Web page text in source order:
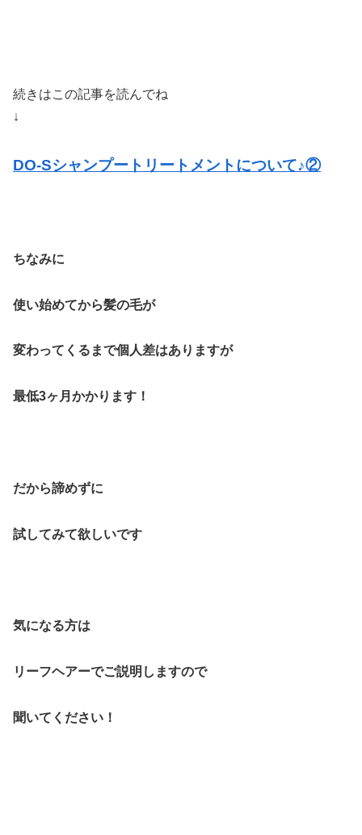
続きはこの記事を読んでね
↓
DO-Sシャンプートリートメントについて♪②
ちなみに
使い始めてから髪の毛が
変わってくるまで個人差はありますが
最低3ヶ月かかります！
だから諦めずに
試してみて欲しいです
気になる方は
リーフヘアーでご説明しますので
聞いてください！